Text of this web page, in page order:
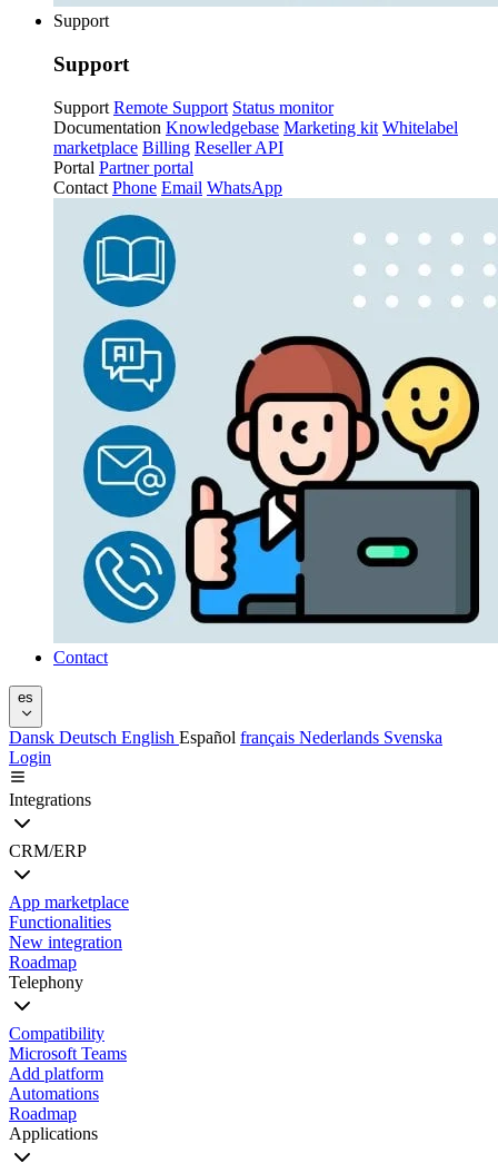
Support
Support
Support Remote Support Status monitor
Documentation Knowledgebase Marketing kit Whitelabel
marketplace Billing Reseller API
Portal Partner portal
Contact Phone Email WhatsApp
Contact
es
Dansk Deutsch English Español français Nederlands Svenska
Login
Integrations
CRM/ERP
App marketplace
Functionalities
New integration
Roadmap
Telephony
Compatibility
Microsoft Teams
Add platform
Automations
Roadmap
Applications